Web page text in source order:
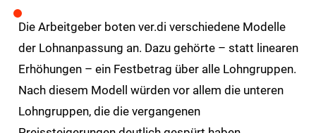
Die Arbeitgeber boten ver.di verschiedene Modelle
der Lohnanpassung an. Dazu gehörte – statt linearen
Erhöhungen – ein Festbetrag über alle Lohngruppen.
Nach diesem Modell würden vor allem die unteren
Lohngruppen, die die vergangenen